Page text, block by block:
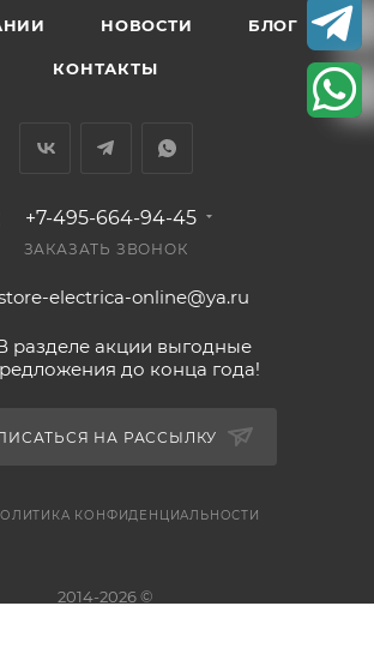
НОВОСТИ БЛОГ
КОНТАКТЫ
+7-495-664-94-45
ЗАКАЗАТЬ ЗВОНОК
electrica-online@ya.ru
разделе акции выгодные
до конца года!
НА РАССЫЛКУ
КОНФИДЕНЦИАЛЬНОСТИ
2014-2026 ©